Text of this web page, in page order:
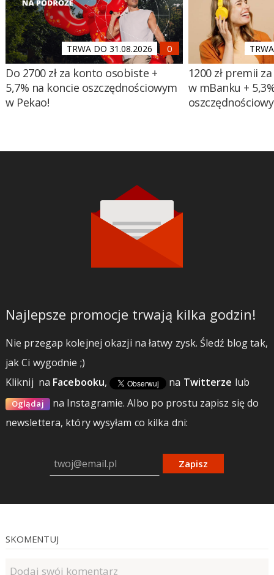
TRWA DO 31.08.2026
Do 2700 zł za konto osobiste +
5,7% na koncie oszczędnościowym
w Pekao!
1200 zł premii
w mBanku +
Najlepsze promocje trwają kilka godzin!
Nie przegap kolejnej okazji na łatwy zysk. Śledź blog tak,
jak Ci wygodnie ;)
Kliknij na Facebooku, na Twitterze lub
Oglądaj na Instagramie.Albo po prostu zapisz się do
newslettera, który wysyłam co kilka dni:
Zapisz
SKOMENTUJ